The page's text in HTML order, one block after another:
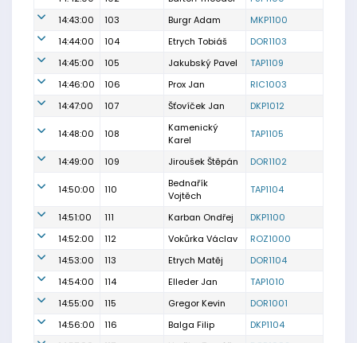
14:43:00
103 Burgr Adam
MKP1100
14:44:00
104 Etrych Tobiáš
DOR1103
14:45:00
105 Jakubský Pavel
TAP1109
14:46:00
106 Prox Jan
RIC1003
14:47:00
107 Šťovíček Jan DKP1012
14:48:00 108
Kamenický
Karel
TAP1105
14:49:00 109 Jiroušek Štěpán DOR1102
14:50:00 110
Bednařík
Vojtěch
TAP1104
14:51:00 111 Karban Ondřej
DKP1100
14:52:00
112 Vokůrka Václav
ROZ1000
14:53:00
113 Etrych Matěj
DOR1104
14:54:00
114 Elleder Jan
TAP1010
14:55:00
115 Gregor Kevin
DOR1001
14:56:00
116 Balga Filip
DKP1104